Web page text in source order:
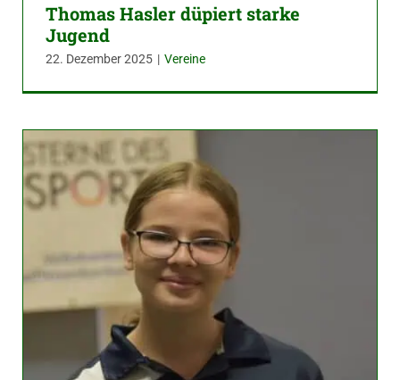
Thomas Hasler düpiert starke
Jugend
22. Dezember 2025 | Vereine